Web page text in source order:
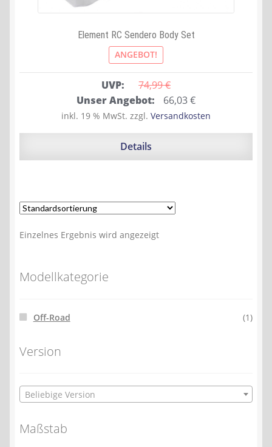
Element RC Sendero Body Set
ANGEBOT!
UVP: 74,99 €
Ursprünglicher
Preis
war:
Unser Angebot: 66,03€Aktueller
Preis
ist:
inkl. 19 % MwSt. zzgl. Versandkosten
Details
Einzelnes Ergebnis wird angezeigt
Modellkategorie
Off-Road (1)
Version
Beliebige Version
Maßstab